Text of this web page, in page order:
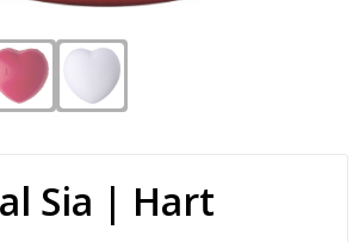
en buiten
Fiets
Sia | Hart